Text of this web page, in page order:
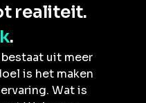
realiteit.
.
uit meer
is het maken
Wat is